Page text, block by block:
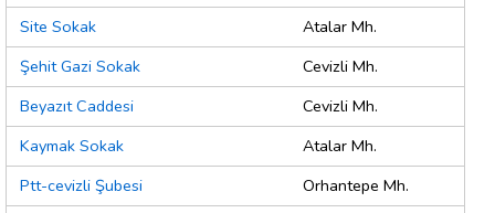
Site Sokak
Atalar Mh.
Şehit Gazi Sokak
Cevizli Mh.
Beyazıt Caddesi
Cevizli Mh.
Kaymak Sokak
Atalar Mh.
Ptt-cevizli Şubesi
Orhantepe Mh.